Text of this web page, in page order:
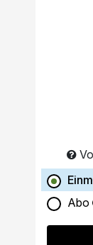
Abo